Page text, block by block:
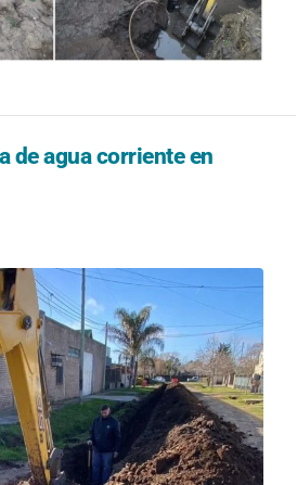
de agua corriente en